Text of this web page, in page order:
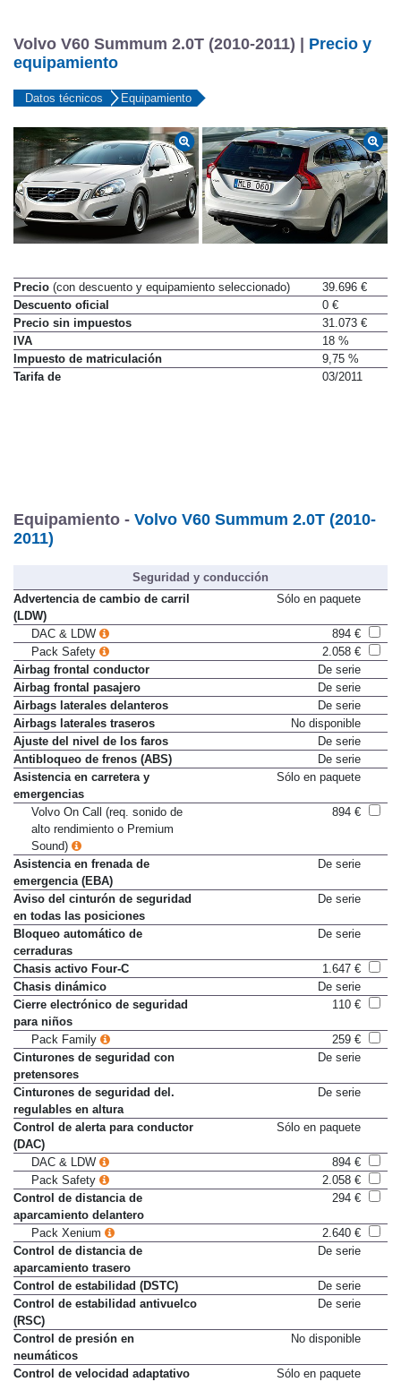
Volvo V60 Summum 2.0T (2010-2011) | Precio y
equipamiento
Datos técnicos Equipamiento
Precio (con descuento y equipamiento seleccionado)
39.696 €
Descuento oficial
0 €
Precio sin impuestos
31.073 €
IVA
18 %
Impuesto de matriculación
9,75 %
Tarifa de
03/2011
Equipamiento - Volvo V60 Summum 2.0T (2010-
2011)
Seguridad y conducción
Advertencia de cambio de carril
(LDW)
Sólo en paquete
DAC & LDW
894 €
Pack Safety
2.058 €
Airbag frontal conductor
De serie
Airbag frontal pasajero
De serie
Airbags laterales delanteros
De serie
Airbags laterales traseros
No disponible
Ajuste del nivel de los faros
De serie
Antibloqueo de frenos (ABS)
De serie
Asistencia en carretera y
emergencias
Sólo en paquete
Volvo On Call (req. sonido de
alto rendimiento o Premium
Sound)
894 €
Asistencia en frenada de
emergencia (EBA)
De serie
Aviso del cinturón de seguridad
en todas las posiciones
De serie
Bloqueo automático de
cerraduras
De serie
Chasis activo Four-C
1.647 €
Chasis dinámico
De serie
Cierre electrónico de seguridad
para niños
110 €
Pack Family
259 €
Cinturones de seguridad con
pretensores
De serie
Cinturones de seguridad del.
regulables en altura
De serie
Control de alerta para conductor
(DAC)
Sólo en paquete
DAC & LDW
894 €
Pack Safety
2.058 €
Control de distancia de
aparcamiento delantero
294 €
Pack Xenium
2.640 €
Control de distancia de
aparcamiento trasero
De serie
Control de estabilidad (DSTC)
De serie
Control de estabilidad antivuelco
(RSC)
De serie
Control de presión en
neumáticos
No disponible
Control de velocidad adaptativo
Sólo en paquete